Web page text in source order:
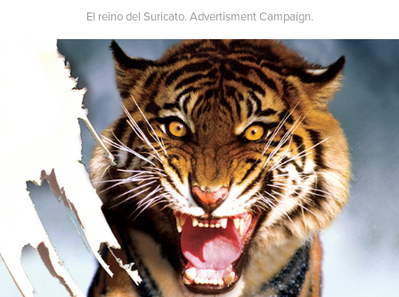
El reino del Suricato. Advertisment Campaign.